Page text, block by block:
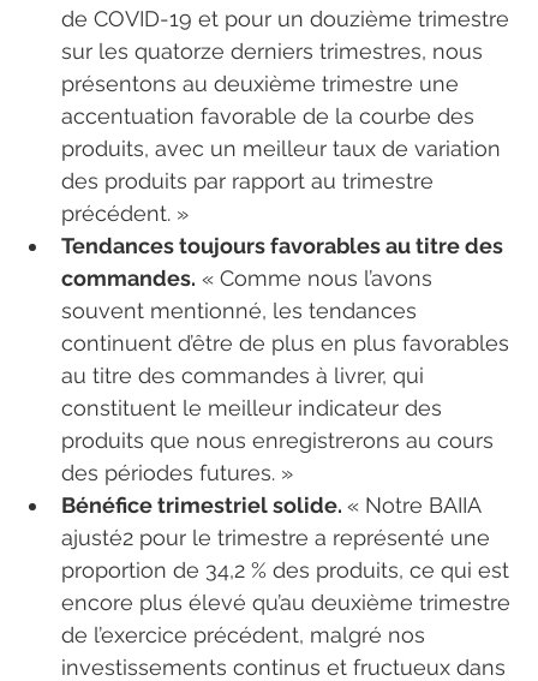
de COVID-19 et pour un douzième trimestre
sur les quatorze derniers trimestres, nous
présentons au deuxième trimestre une
accentuation favorable de la courbe des
produits, avec un meilleur taux de variation
des produits par rapport au trimestre
précédent. »
Tendances toujours favorables au titre des
commandes. « Comme nous l’avons
souvent mentionné, les tendances
continuent d’être de plus en plus favorables
au titre des commandes à livrer, qui
constituent le meilleur indicateur des
produits que nous enregistrerons au cours
des périodes futures. »
Bénéfice trimestriel solide. « Notre BAIIA
ajusté2 pour le trimestre a représenté une
proportion de 34,2 % des produits, ce qui est
encore plus élevé qu’au deuxième trimestre
de l’exercice précédent, malgré nos
investissements continus et fructueux dans